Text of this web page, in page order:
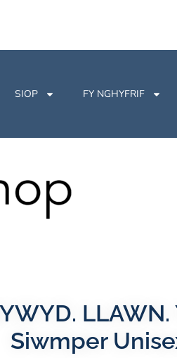
SIOP FY NGHYFRIF
Siwmper